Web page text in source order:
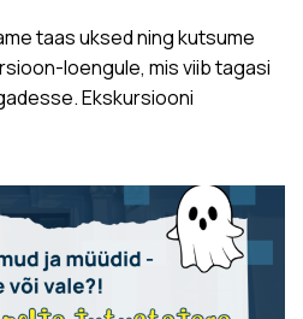
taas uksed ning kutsume
loengule, mis viib tagasi
Ekskursiooni